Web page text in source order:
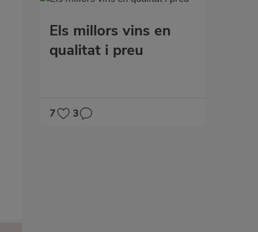
Els millors vins en
qualitat i preu
7 3